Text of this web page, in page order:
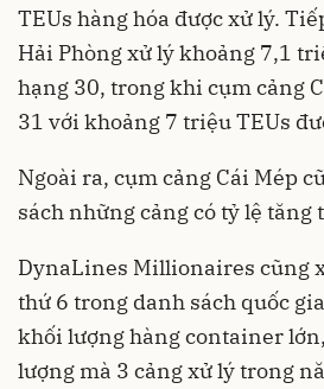
TEUs hàng hóa được xử lý.
Hải Phòng xử lý khoảng 7,1
hạng 30, trong khi cụm cảng
31 với khoảng 7 triệu TEUs
Ngoài ra, cụm cảng Cái Mép
sách những cảng có tỷ lệ tăng
DynaLines Millionaires cũng
thứ 6 trong danh sách quốc
khối lượng hàng container
lượng mà 3 cảng xử lý trong